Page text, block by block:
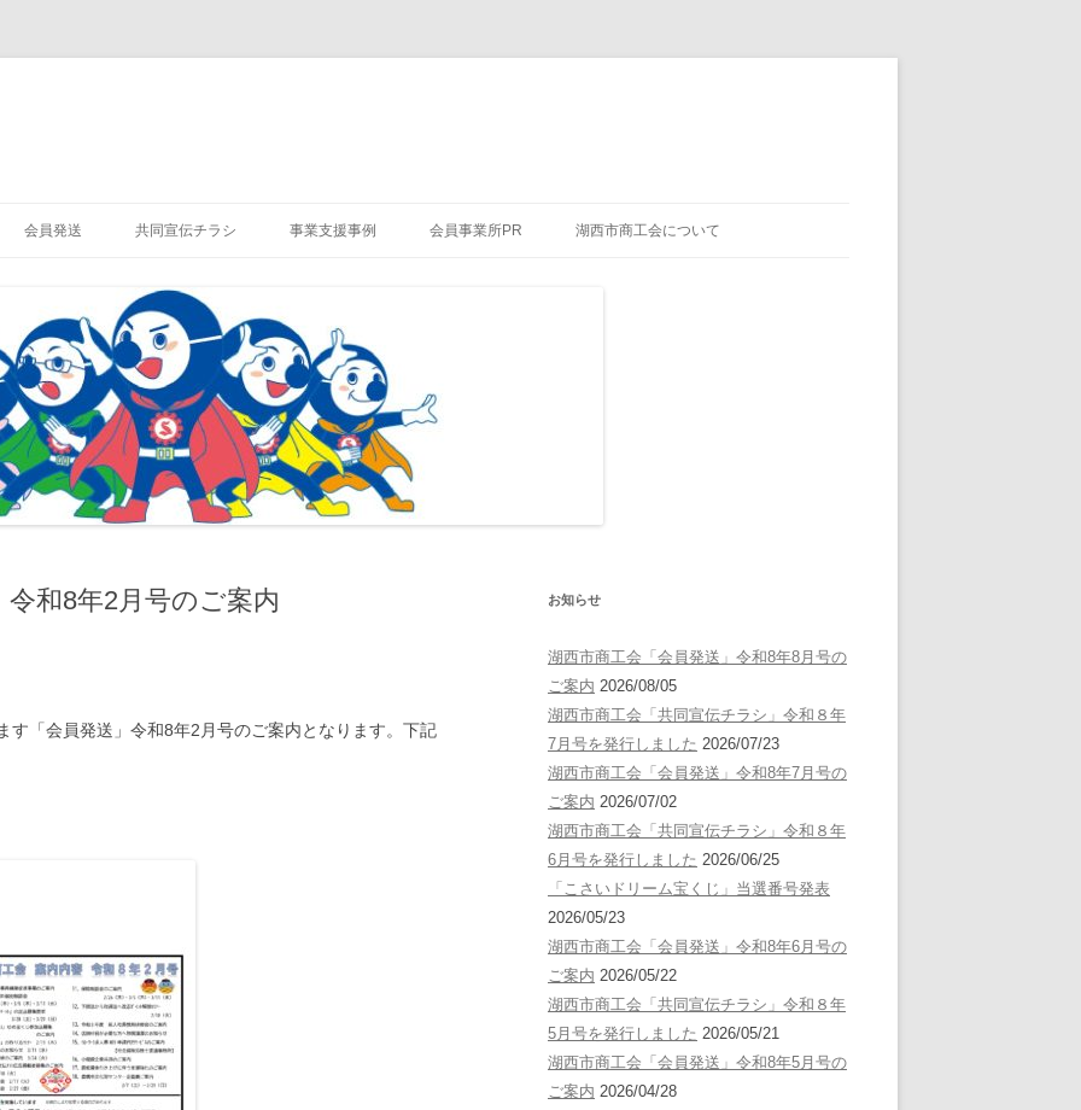
会員発送 共同宣伝チラシ 事業支援事例 会員事業所PR 湖西市商工会について
和8年2月号のご案内
す「会員発送」令和8年2月号のご案内となります。下記
お知らせ
湖西市商工会「会員発送」令和8年8月号の
ご案内 2026/08/05
湖西市商工会「共同宣伝チラシ」令和８年
7月号を発行しました 2026/07/23
湖西市商工会「会員発送」令和8年7月号の
ご案内 2026/07/02
湖西市商工会「共同宣伝チラシ」令和８年
6月号を発行しました 2026/06/25
「こさいドリーム宝くじ」当選番号発表
2026/05/23
湖西市商工会「会員発送」令和8年6月号の
ご案内 2026/05/22
湖西市商工会「共同宣伝チラシ」令和８年
5月号を発行しました 2026/05/21
湖西市商工会「会員発送」令和8年5月号の
ご案内 2026/04/28